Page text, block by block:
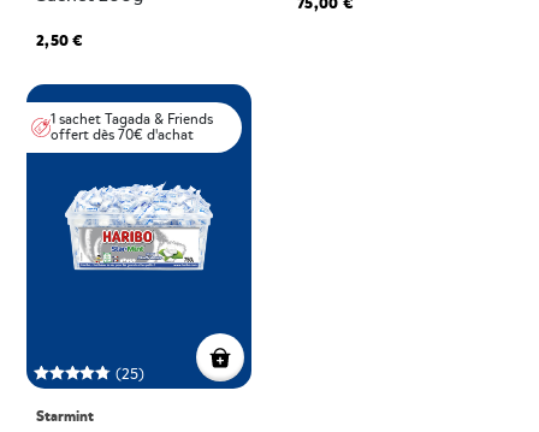
2,50 €
(25)
1 sachet Tagada & Friends
offert dès 70€ d'achat
Starmint